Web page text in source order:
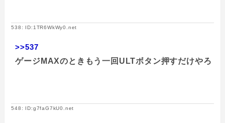
538: ID:1TR6WkWy0.net
>>537
ゲージMAXのときもう一回ULTボタン押すだけやろ
548: ID:g7faG7kU0.net